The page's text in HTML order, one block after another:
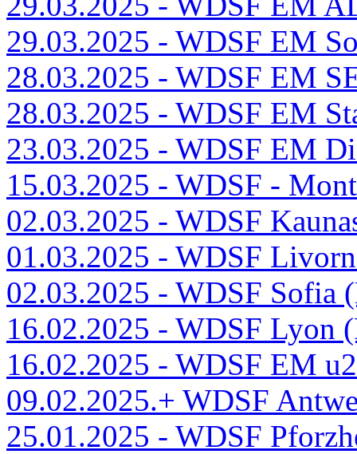
29.03.2025 - WDSF EM
28.03.2025 - WDSF EM
28.03.2025 - WDSF EM
23.03.2025 - WDSF EM
15.03.2025 - WDSF -
02.03.2025 - WDSF
01.03.2025 - WDSF
02.03.2025 - WDSF Sofia
16.02.2025 - WDSF Lyon
16.02.2025 - WDSF EM
09.02.2025.+ WDSF
25.01.2025 - WDSF